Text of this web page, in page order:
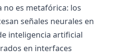
no es metafórica: los
señales neurales en
inteligencia artificial
en interfaces